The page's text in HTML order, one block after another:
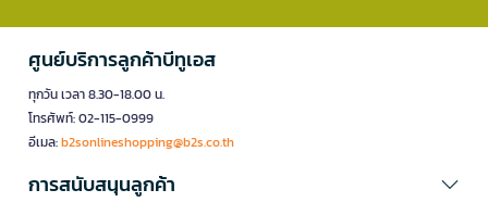
ศูนย์บริการลูกค้าบีทูเอส
ทุกวัน เวลา 8.30-18.00 น.
โทรศัพท์: 02-115-0999
อีเมล:b2sonlineshopping@b2s.co.th
การสนับสนุนลูกค้า